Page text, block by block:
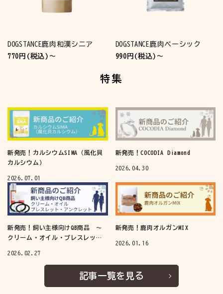
DOGSTANCE鹿肉和漢シニア
770円(税込)～
DOGSTANCE鹿肉ベーシック
990円(税込)～
特集
新発売！カルシウムSIMA（風化貝
カルシウム）
2026.07.01
新発売！COCODIA Diamond
2026.04.30
新発売！飼い主様向けQB商品 ～
クリーム・オイル・ブレスレッ
2026.02.27
新発売！鹿肉オルガンMIX
2026.01.16
記事一覧を見る